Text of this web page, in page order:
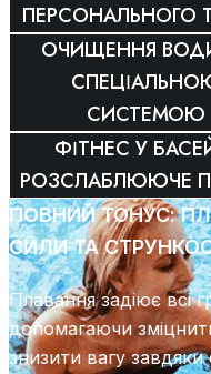
ПЕРСОНАЛЬНОГО
ОЧИЩЕННЯ
СИСТЕМОЮ
ФІТНЕС У
РОЗСЛАБЛЮЮЧЕ
ПОВНИЙ ТОНУС:
СИЛИ ТА
Плавання задіює всі
допомагаючи зміцнити
знизити вагу